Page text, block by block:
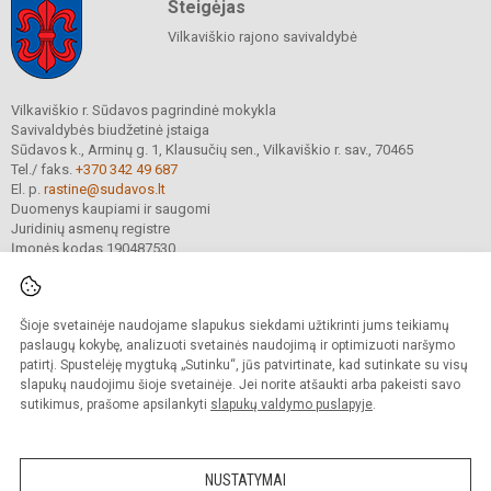
Šioje svetainėje naudojame slapukus siekdami užtikrinti jums teikiamų
paslaugų kokybę, analizuoti svetainės naudojimą ir optimizuoti naršymo
patirtį. Spustelėję mygtuką „Sutinku“, jūs patvirtinate, kad sutinkate su visų
slapukų naudojimu šioje svetainėje. Jei norite atšaukti arba pakeisti savo
sutikimus, prašome apsilankyti slapukų valdymo puslapyje.
NUSTATYMAI
Steigėjas
Vilkaviškio rajono savivaldybė
Vilkaviškio r. Sūdavos pagrindinė mokykla
Savivaldybės biudžetinė įstaiga
Sūdavos k., Arminų g. 1, Klausučių sen., Vilkaviškio r. sav., 70465
Tel./ faks. +370 342 49 687
El. p. rastine@sudavos.lt
Duomenys kaupiami ir saugomi
Juridinių asmenų registre
Įmonės kodas 190487530
© 2025. Vilkaviškio r. Sūdavos pagrindinė mokykla. Visos teisės saugomos.
Kopijuoti turinį be raštiško įstaigos administracijos sutikimo griežtai draudžiama.
Prieinamumo paraiška Slapukų valdymas
Sumanus būdas atnaujinti